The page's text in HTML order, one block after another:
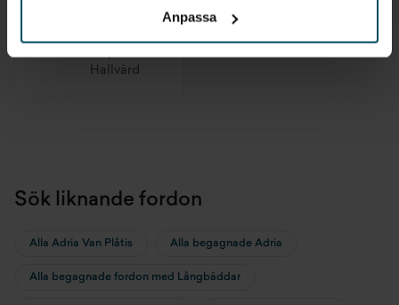
Anpassa
Hallvärd
Sök liknande fordon
Alla Adria Van Plåtis Alla begagnade Adria
Alla begagnade fordon med Långbäddar